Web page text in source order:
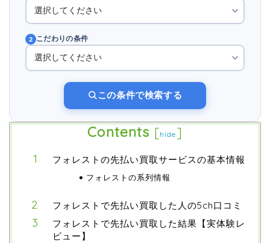
2 こだわりの条件
この条件で検索する
Contents [hide ]
フォレストの先払い買取サービスの基本情報
フォレストの系列情報
フォレストで先払い買取した人の5ch口コミ
フォレストで先払い買取した結果【実体験レ
ビュー】